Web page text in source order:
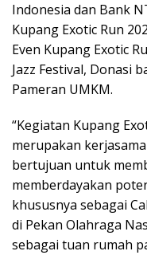
Indonesia dan Bank
Kupang Exotic Run
Even Kupang Exotic
Jazz Festival, Donasi
Pameran UMKM.
“Kegiatan Kupang
merupakan
bertujuan untuk
memberdayakan
khususnya sebagai
di Pekan Olahraga
sebagai tuan rumah